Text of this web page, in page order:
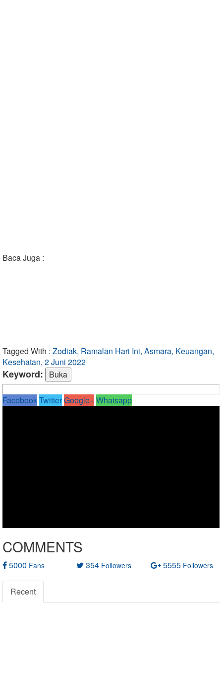
Baca Juga :
Tagged With : Zodiak, Ramalan Hari Ini, Asmara, Keuangan,
Kesehatan, 2 Juni 2022
Keyword:
FacebookTwitterGoogle+Whatsapp
COMMENTS
5000 Fans 354 Followers 5555 Followers
Recent